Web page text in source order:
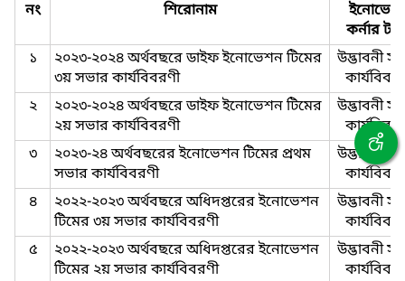
নং শিরোনাম
কর্নার
১
২০২৩-২০২৪ অর্থবছরে ডাইফ ইনোভেশন টিমের
৩য় সভার কার্যবিবরণী
উদ্ভাবনী
২
২০২৩-২০২৪ অর্থবছরে ডাইফ ইনোভেশন টিমের
২য় সভার কার্যবিবরণী
উদ্ভাবনী
৩
২০২৩-২৪ অর্থবছরের ইনোভেশন টিমের প্রথম
সভার কার্যবিবরণী
উদ্ভাবনী
৪
২০২২-২০২৩ অর্থবছরে অধিদপ্তরের ইনোভেশন
টিমের ৩য় সভার কার্যবিবরণী
উদ্ভাবনী
৫
২০২২-২০২৩ অর্থবছরে অধিদপ্তরের ইনোভেশন
টিমের ২য় সভার কার্যবিবরণী
উদ্ভাবনী